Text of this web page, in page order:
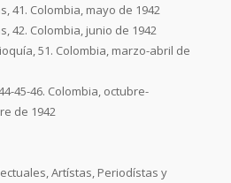
41. Colombia, mayo de 1942
42. Colombia, junio de 1942
51. Colombia, marzo-abril de
45-46. Colombia, octubre-
de 1942
Artístas, Periodístas y